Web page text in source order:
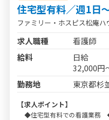
住宅型有料／週1日
ファミリー・ホスピス松庵ハ
求人職種
看護師
給料
日給
32,000円
勤務地
東京都杉
【求人ポイント】
◆住宅型有料での看護業